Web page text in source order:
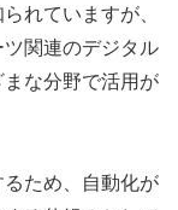
れていますが、
関連のデジタル
な分野で活用が
ため、自動化が